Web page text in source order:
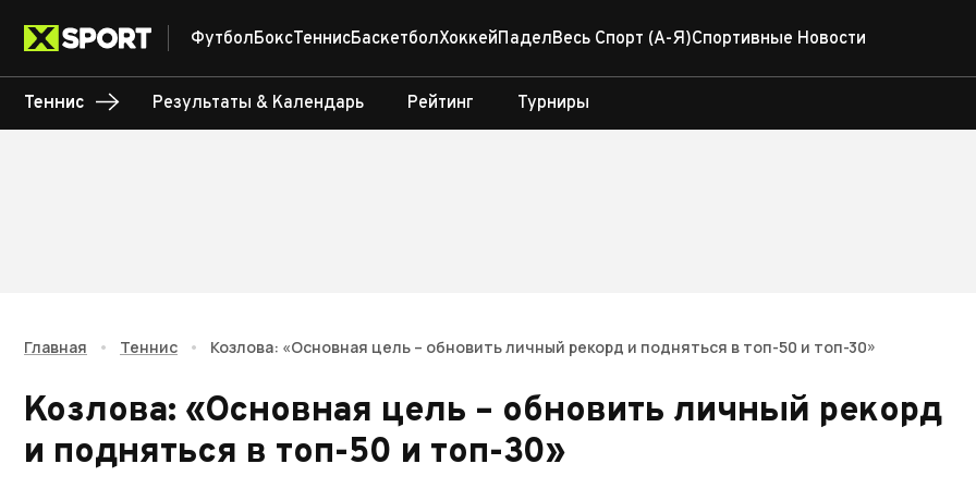
ФутболБоксТеннисБаскетболХоккейПаделВесь Спорт (А-Я)Спортивные Новости
Теннис Результаты & Календарь Рейтинг Турниры
Главная • Теннис • Козлова: «Основная цель – обновить личный рекорд и подняться в топ-50 и топ-30»
Козлова: «Основная цель – обновить личный рекорд
и подняться в топ-50 и топ-30»